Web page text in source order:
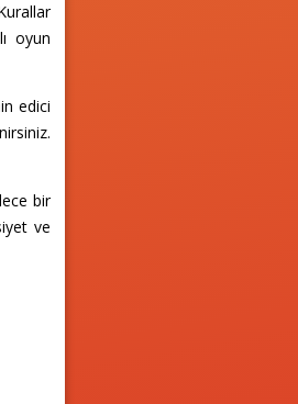
oyun
edici
bir
ve